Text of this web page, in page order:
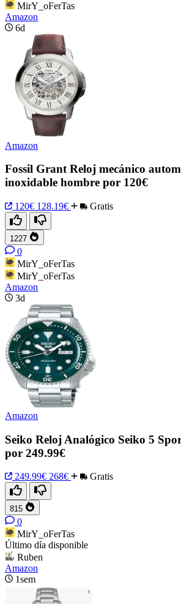
MirY_oFerTas
Amazon
6d
Amazon
Fossil Grant Reloj mecánico
inoxidable hombre por 120€
120€ 128.19€ Gratis
1227
0
MirY_oFerTas
MirY_oFerTas
Amazon
3d
Amazon
Seiko Reloj Analógico Seiko 5
por 249.99€
249.99€ 268€ Gratis
815
0
MirY_oFerTas
Último día disponible
Ruben
Amazon
1sem